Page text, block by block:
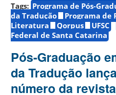
Tags: Programa de Pós-
da Tradução
Programa de
Literatura
Qorpus UFSC
Federal de Santa Catarina
Pós-Graduação
da Tradução
número da